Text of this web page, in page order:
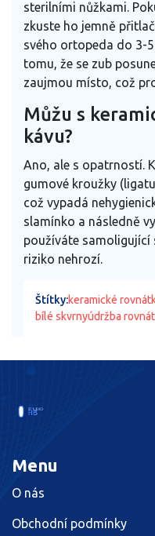
sterilními nůžkami.
zkuste ho jemně
svého ortopeda do 3-
tomu, že se zub
zaujmou místo, což
Můžu s
kávu?
Ano, ale s opatrností.
gumové kroužky
což vypadá
slamínko a následně
používáte samoligující
riziko nehrozí.
Štítky:keramické
bílé skvrnyúdržba
Menu
O nás
Obchodní podmínky